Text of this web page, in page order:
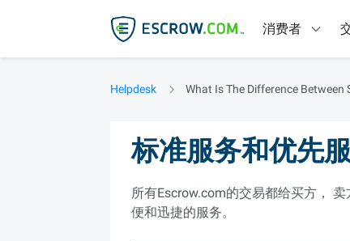
消费者
Helpdesk What Is The Difference
标准服务和优先
所有Escrow.com的交易都给买方，
便和迅捷的服务。